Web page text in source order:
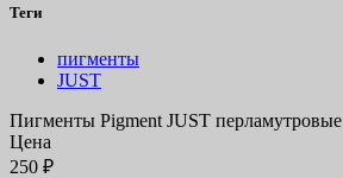
Теги
пигменты
JUST
Пигменты Pigment JUST перламутровые
Цена
250 ₽